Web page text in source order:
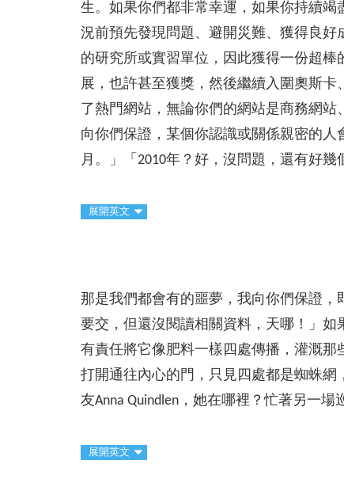
生。如果你們都非常幸運，如果你持續
況前預先發現問題、避開災難、獲得良好
的研究所或實習單位，因此獲得一份超
展，也許甚至獲獎，然後繼續入圍奧斯
了熱門網站，無論你們的網站是商務網
向你們保證，某個你認識或關係親密的
月。」「2010年？好，沒問題，還有好幾
展開英文
那是我們都會有的噩夢，我向你們保證
要交，但還沒閱讀相關資料，天哪！」
有責任將它像肥料一樣四處傳播，灌溉那
打開通往內心的門，只見四處都是蜘蛛
友Anna Quindlen，她在哪裡？忙著另一場
展開英文